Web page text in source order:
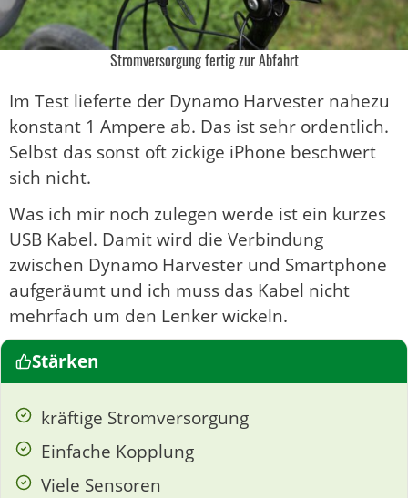
Stromversorgung fertig zur Abfahrt
Im Test lieferte der Dynamo Harvester nahezu
konstant 1 Ampere ab. Das ist sehr ordentlich.
Selbst das sonst oft zickige iPhone beschwert
sich nicht.
Was ich mir noch zulegen werde ist ein kurzes
USB Kabel. Damit wird die Verbindung
zwischen Dynamo Harvester und Smartphone
aufgeräumt und ich muss das Kabel nicht
mehrfach um den Lenker wickeln.
Stärken
kräftige Stromversorgung
Einfache Kopplung
Viele Sensoren